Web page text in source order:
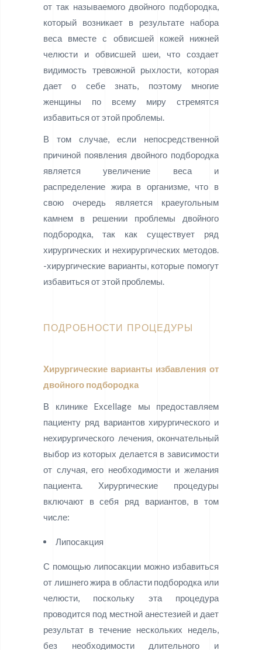
от так называемого двойного подбородка,
который возникает в результате набора
веса вместе с обвисшей кожей нижней
челюсти и обвисшей шеи, что создает
видимость тревожной рыхлости, которая
дает о себе знать, поэтому многие
женщины по всему миру стремятся
избавиться от этой проблемы.
В том случае, если непосредственной
причиной появления двойного подбородка
является увеличение веса и
распределение жира в организме, что в
свою очередь является краеугольным
камнем в решении проблемы двойного
подбородка, так как существует ряд
хирургических и нехирургических методов.
-хирургические варианты, которые помогут
избавиться от этой проблемы.
ПОДРОБНОСТИ ПРОЦЕДУРЫ
Хирургические варианты избавления от
двойного подбородка
В клинике Excellage мы предоставляем
пациенту ряд вариантов хирургического и
нехирургического лечения, окончательный
выбор из которых делается в зависимости
от случая, его необходимости и желания
пациента. Хирургические процедуры
включают в себя ряд вариантов, в том
числе:
Липосакция
С помощью липосакции можно избавиться
от лишнего жира в области подбородка или
челюсти, поскольку эта процедура
проводится под местной анестезией и дает
результат в течение нескольких недель,
без необходимости длительного и